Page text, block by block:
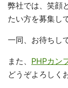
弊社では、笑顔
たい方を募集し
一同、お待ちし
また、 PHPカン
どうぞよろしく